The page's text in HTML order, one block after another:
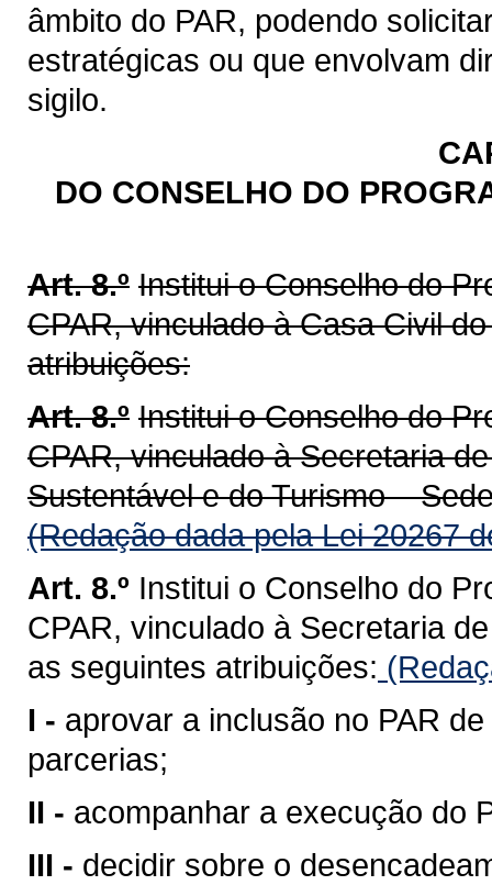
âmbito do PAR, podendo
estratégicas ou que envolvam
sigilo.
DO CONSELHO DO
Art. 8.º Institui o Conselho do
CPAR, vinculado à Casa Civil
atribuições:
Art. 8.º Institui o Conselho do
CPAR, vinculado à Secretaria
Sustentável e do Turismo –
(Redação dada pela Lei 20267
Art. 8.º Institui o Conselho do
CPAR, vinculado à Secretaria
as seguintes atribuições:
I - aprovar a inclusão no PAR
parcerias;
II - acompanhar a execução do
III - decidir sobre o